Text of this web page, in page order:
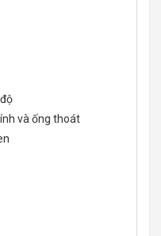
và ống thoát